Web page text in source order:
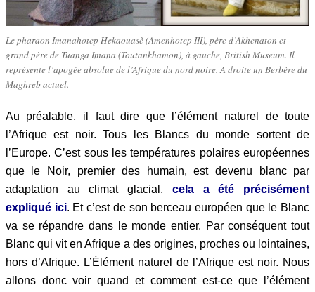
Le pharaon Imanahotep Hekaouasè (Amenhotep III), père d’Akhenaton et
grand père de Tuanga Imana (Toutankhamon), à gauche, British Museum. Il
représente l’apogée absolue de l’Afrique du nord noire. A droite un Berbère du
Maghreb actuel.
Au préalable, il faut dire que l’élément naturel de toute
l’Afrique est noir. Tous les Blancs du monde sortent de
l’Europe. C’est sous les températures polaires européennes
que le Noir, premier des humain, est devenu blanc par
adaptation au climat glacial, cela a été précisément
expliqué ici. Et c’est de son berceau européen que le Blanc
va se répandre dans le monde entier. Par conséquent tout
Blanc qui vit en Afrique a des origines, proches ou lointaines,
hors d’Afrique. L’Élément naturel de l’Afrique est noir. Nous
allons donc voir quand et comment est-ce que l’élément